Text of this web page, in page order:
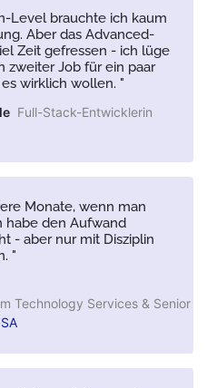
Level brauchte ich kaum
Aber das Advanced-
Zeit gefressen - ich lüge
zweiter Job für ein paar
wirklich wollen.
Full-Stack-Entwicklerin
Monate, wenn man
habe den Aufwand
- aber nur mit Disziplin
Technology Services & Senior